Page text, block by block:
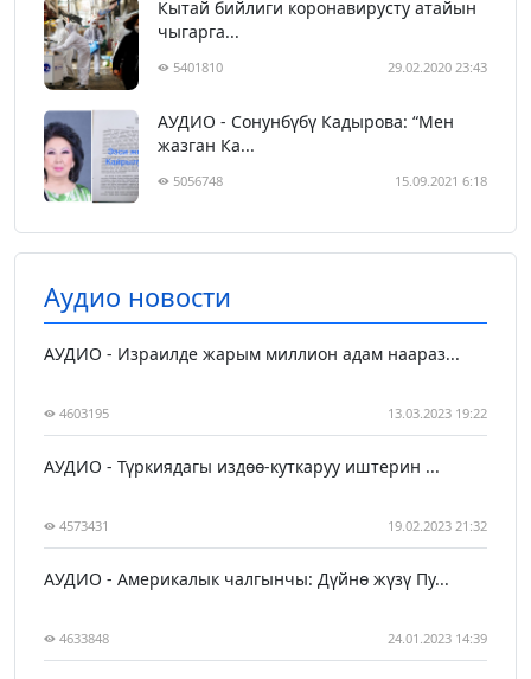
Кытай бийлиги коронавирусту атайын
чыгарга...
5401810 29.02.2020 23:43
АУДИО - Сонунбүбү Кадырова: “Мен
жазган Ка...
5056748 15.09.2021 6:18
Аудио новости
АУДИО - Израилде жарым миллион адам наараз...
4603195 13.03.2023 19:22
АУДИО - Түркиядагы издөө-куткаруу иштерин ...
4573431 19.02.2023 21:32
АУДИО - Америкалык чалгынчы: Дүйнө жүзү Пу...
4633848 24.01.2023 14:39